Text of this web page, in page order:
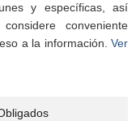
y específicas, así
conveniente
a la información. Ver